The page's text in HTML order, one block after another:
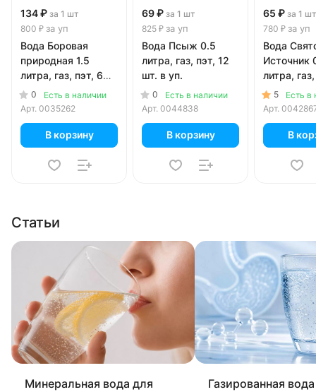
134 ₽ за 1 шт
800 ₽ за уп
Вода Боровая
природная 1.5
литра, газ, пэт, 6
шт. в уп.
0
Есть в наличии
Арт. 0035262
В корзину
69 ₽ за 1 шт
825 ₽ за уп
Вода Псыж 0.5
литра, газ, пэт, 12
шт. в уп.
0
Есть в наличии
Арт. 0044838
В корзину
65 ₽ за 1 шт
780 ₽ за уп
Вода
Источник
литра,
шт. в уп.
5
Есть в
Арт.
В
Статьи
Минеральная вода для
Газированная